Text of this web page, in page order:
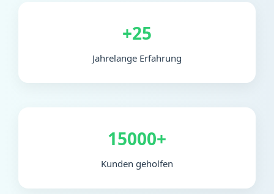
+25
Jahrelange Erfahrung
15000+
Kunden geholfen